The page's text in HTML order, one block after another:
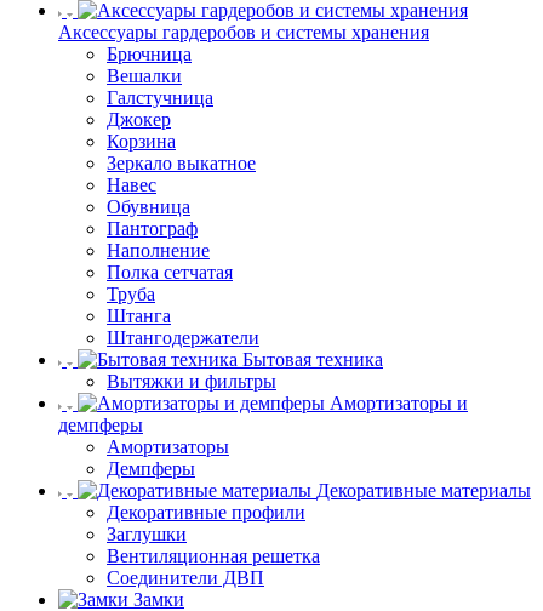
Аксессуары гардеробов и системы хранения
Брючница
Вешалки
Галстучница
Джокер
Корзина
Зеркало выкатное
Навес
Обувница
Пантограф
Наполнение
Полка сетчатая
Труба
Штанга
Штангодержатели
Бытовая техника
Вытяжки и фильтры
Амортизаторы и
демпферы
Амортизаторы
Демпферы
Декоративные материалы
Декоративные профили
Заглушки
Вентиляционная решетка
Соединители ДВП
Замки